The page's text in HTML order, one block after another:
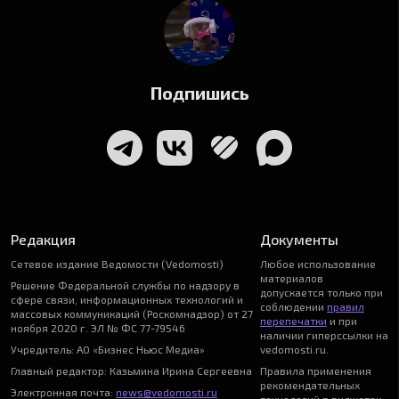
Подпишись
Редакция
Сетевое издание Ведомости (Vedomosti)
Решение Федеральной службы по надзору в
сфере связи, информационных технологий и
массовых коммуникаций (Роскомнадзор) от 27
ноября 2020 г. ЭЛ № ФС 77-79546
Учредитель: АО «Бизнес Ньюс Медиа»
Главный редактор: Казьмина Ирина Сергеевна
Электронная почта: news@vedomosti.ru
Документы
Любое использование
материалов
допускается только при
соблюдении правил
перепечатки и при
наличии гиперссылки на
vedomosti.ru.
Правила применения
рекомендательных